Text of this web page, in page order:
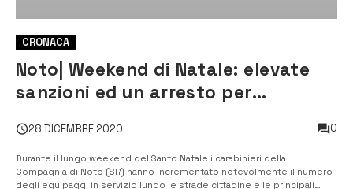
CRONACA
Noto| Weekend di Natale: elevate
sanzioni ed un arresto per
28 DICEMBRE 2020 0
Durante il lungo weekend del Santo Natale i carabinieri della
Compagnia di Noto (SR) hanno incrementato notevolmente il numero
degli equipaggi in servizio lungo le strade cittadine e le principali